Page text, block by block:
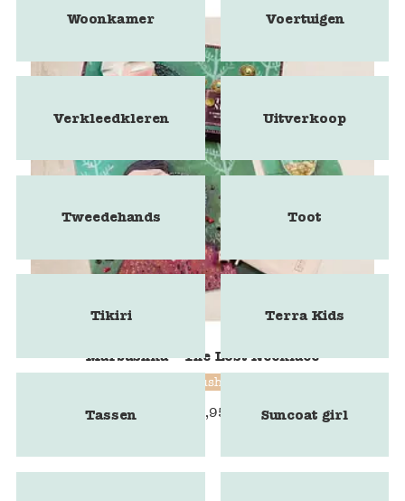
Marbushka - The Lost Necklace
Marbushka
25,95
Woonkamer Voertuigen
Verkleedkleren Uitverkoop
Tweedehands Toot
Tikiri Terra Kids
Tassen Suncoat girl